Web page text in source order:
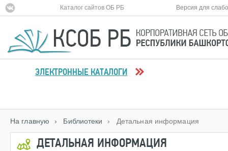
Каталог сайтов ОБ РБ Версия для
ЭЛЕКТРОННЫЕ КАТАЛОГИ
На главную › Библиотеки › Детальная информация
ДЕТАЛЬНАЯ ИНФОРМАЦИЯ